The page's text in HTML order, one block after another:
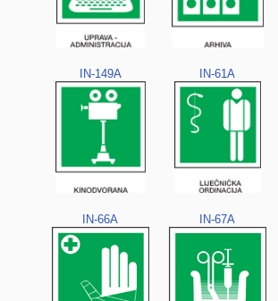
IN-149A IN-61A
IN-66A IN-67A